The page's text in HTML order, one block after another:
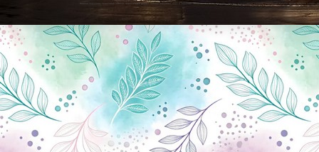
Новини Чернігова, Чернігівські новини, Чернігівський формат, новини Чернігова, події в Чернігові: політика, економіка, аналітика, культура, відеоновини, екологія, спортивний Чернігів, туризм, Чернігів